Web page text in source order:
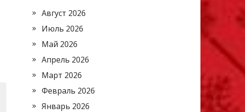
Август 2026
Июль 2026
Май 2026
Апрель 2026
Март 2026
Февраль 2026
Январь 2026